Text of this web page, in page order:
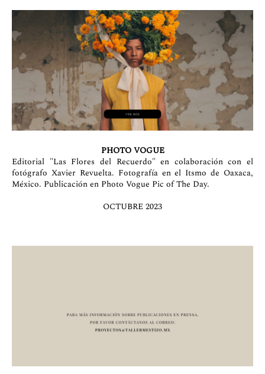
PHOTO VOGUE
Editorial "Las Flores del Recuerdo" en colaboración con el
fotógrafo Xavier Revuelta. Fotografía en el Itsmo de Oaxaca,
México. Publicación en Photo Vogue Pic of The Day.
OCTUBRE 2023